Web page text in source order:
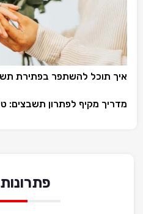
איך תוכל להשתפר בפתירת
מדריך מקיף לפתרון תשבצים: